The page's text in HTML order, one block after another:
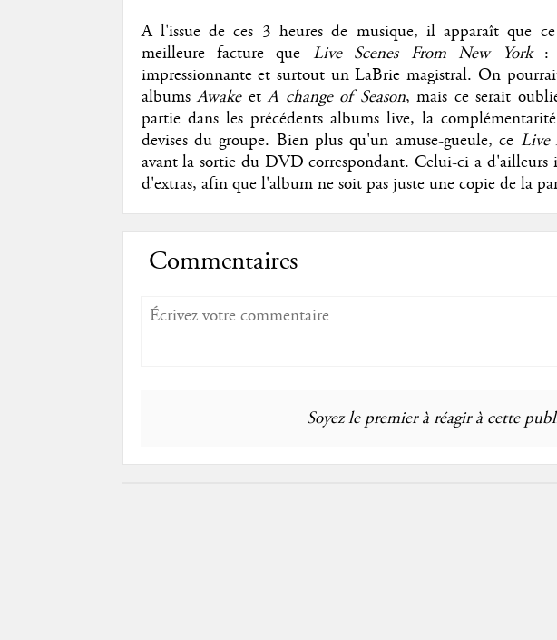
A l'issue de ces 3 heures de musique, il apparaît que
meilleure facture que Live Scenes From New York:
impressionnante et surtout un LaBrie magistral. On
albumsAwakeetA change of Season, mais ce serait
partie dans les précédents albums live, la
devises du groupe. Bien plus qu'un amuse-gueule, ce Live
avant la sortie du DVD correspondant. Celui-ci a
d'extras, afin que l'album ne soit pas juste une copie de la
Commentaires
Soyez le premier à réagir à cette